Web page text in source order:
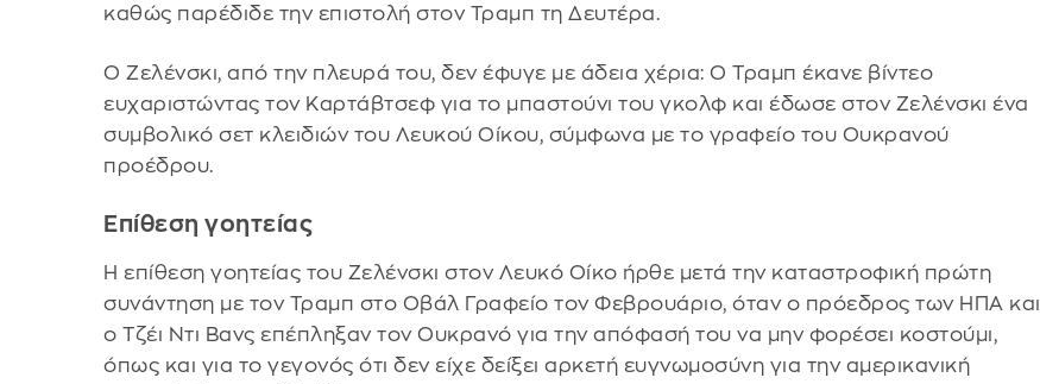
καθώς παρέδιδε την επιστολή στον Τραμπ τη Δευτέρα.
Ο Ζελένσκι, από την πλευρά του, δεν έφυγε με άδεια χέρια: Ο Τραμπ έκανε βίντεο
ευχαριστώντας τον Καρτάβτσεφ για το μπαστούνι του γκολφ και έδωσε στον Ζελένσκι ένα
συμβολικό σετ κλειδιών του Λευκού Οίκου, σύμφωνα με το γραφείο του Ουκρανού
προέδρου.
Επίθεση γοητείας
Η επίθεση γοητείας του Ζελένσκι στον Λευκό Οίκο ήρθε μετά την καταστροφική πρώτη
συνάντηση με τον Τραμπ στο Οβάλ Γραφείο τον Φεβρουάριο, όταν ο πρόεδρος των ΗΠΑ και
ο Τζέι Ντι Βανς επέπληξαν τον Ουκρανό για την απόφασή του να μην φορέσει κοστούμι,
όπως και για το γεγονός ότι δεν είχε δείξει αρκετή ευγνωμοσύνη για την αμερικανική